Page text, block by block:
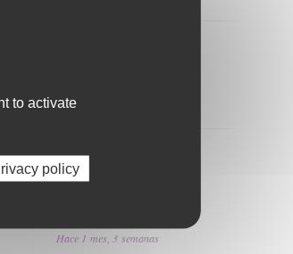
Hace 1 mes
FIBAO impulsan la
investigación con la
Hace 1 mes, 3 semanas
to activate
policy